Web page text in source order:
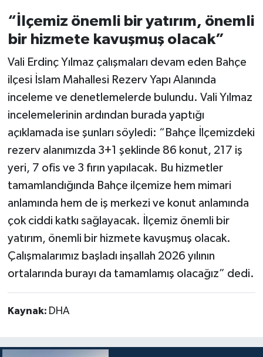
“İlçemiz önemli bir yatırım, önemli
bir hizmete kavuşmuş olacak”
Vali Erdinç Yılmaz çalışmaları devam eden Bahçe
ilçesi İslam Mahallesi Rezerv Yapı Alanında
inceleme ve denetlemelerde bulundu. Vali Yılmaz
incelemelerinin ardından burada yaptığı
açıklamada ise şunları söyledi: “Bahçe İlçemizdeki
rezerv alanımızda 3+1 şeklinde 86 konut, 217 iş
yeri, 7 ofis ve 3 fırın yapılacak. Bu hizmetler
tamamlandığında Bahçe ilçemize hem mimari
anlamında hem de iş merkezi ve konut anlamında
çok ciddi katkı sağlayacak. İlçemiz önemli bir
yatırım, önemli bir hizmete kavuşmuş olacak.
Çalışmalarımız başladı inşallah 2026 yılının
ortalarında burayı da tamamlamış olacağız” dedi.
Kaynak: DHA